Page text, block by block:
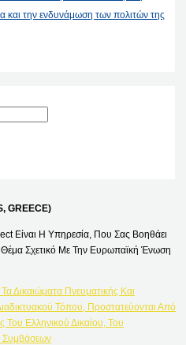
και την ενδυνάμωση των πολιτών της
GREECE)
Είναι Η Υπηρεσία, Που Σας Βοηθάει
Θέμα Σχετικό Με Την Ευρωπαϊκή Ένωση
Δικαιώματα Πνευματικής Και
Τόπου, Προστατεύονται Από
Του Ελληνικού Δικαίου, Του
Συμβάσεων